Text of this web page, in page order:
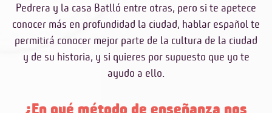
Pedrera y la casa Batlló entre otras, pero si te apetece
conocer más en profundidad la ciudad, hablar español te
permitirá conocer mejor parte de la cultura de la ciudad
y de su historia, y si quieres por supuesto que yo te
ayudo a ello.